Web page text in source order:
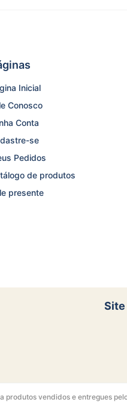
Inicial
Conosco
Conta
se
Pedidos
de produtos
presente
produtos vendidos e entregues